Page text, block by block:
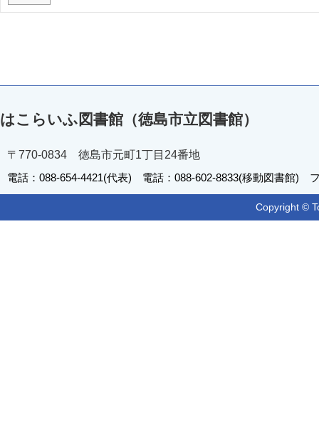
はこらいふ図書館（徳島市立図書館）
〒770-0834 徳島市元町1丁目24番地
電話：088-654-4421(代表) 電話：088-602-8833(移動図書館)
Copyright ©